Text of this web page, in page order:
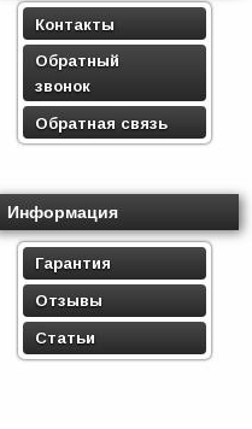
Контакты
Обратный
звонок
Обратная связь
Информация
Гарантия
Отзывы
Статьи